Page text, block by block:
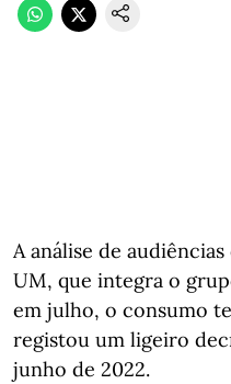
A análise de
UM, que integra o
em julho, o consumo
registou um ligeiro
junho de 2022.